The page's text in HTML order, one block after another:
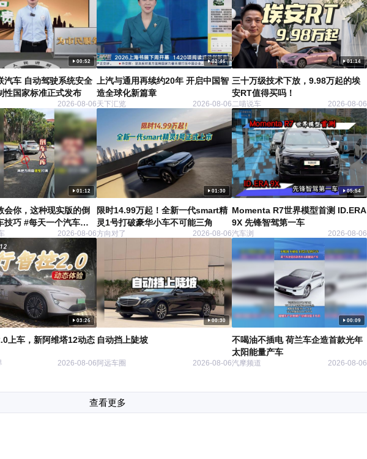
00:52
汽车 自动驾驶系统安全
性国家标准正式发布
2026-08-06
02:46
上汽与通用再续约20年 开启中国智
造全球化新篇章
天下汇览 2026-08-06
01:14
三十万级技术下放，9.98万起的埃
安RT值得买吗！
二喵说车 2026-08-06
01:12
会你，这种现实版的倒
技巧 #每天一个汽车用
2026-08-06
01:30
限时14.99万起！全新一代smart精
灵1号打破豪华小车不可能三角
方向对了 2026-08-06
05:54
Momenta R7世界模型首测 ID.ERA
9X 先锋智驾第一车
汽车浏 2026-08-06
03:26
上车，新阿维塔12动态
2026-08-06
00:30
自动挡上陡坡
阿远车圈 2026-08-06
00:09
不喝油不插电 荷兰车企造首款光年
太阳能量产车
汽摩频道 2026-08-06
查看更多